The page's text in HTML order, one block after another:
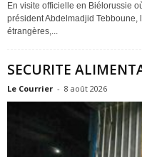
En visite officielle en Biélorussie
président Abdelmadjid Tebboune,
étrangères,...
SECURITE
Le Courrier - 8 août 2026